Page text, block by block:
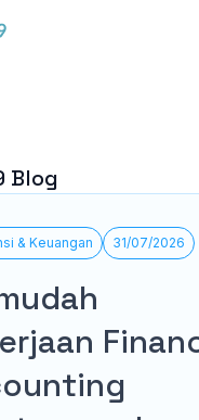
Blog
& Keuangan 31/07/2026